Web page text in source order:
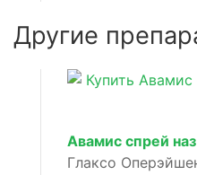
Другие
Авамис спрей
Глаксо